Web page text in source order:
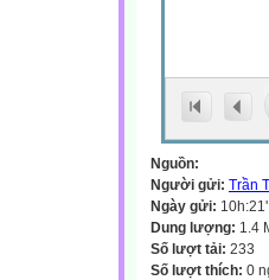
Nguồn:
Người gửi: Trần
Ngày gửi:
Dung lượng: 1.4
Số lượt tải: 233
Số lượt thích: 0